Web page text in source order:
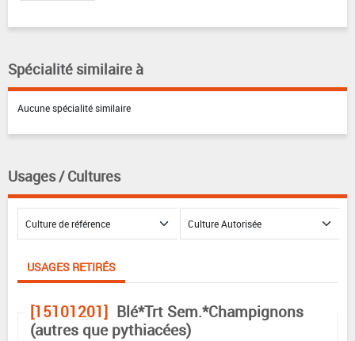
Spécialité similaire à
Aucune spécialité similaire
Usages / Cultures
USAGES RETIRÉS
[15101201] Blé*Trt Sem.*Champignons
(autres que pythiacées)